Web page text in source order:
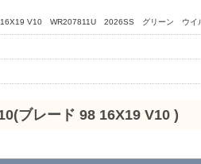
V10 WR207811U 2026SS グリーン ウイ
ブレード 98 16X19 V10 )